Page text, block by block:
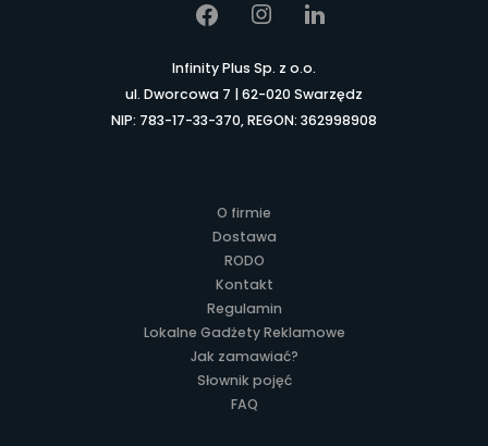
Infinity Plus Sp. z o.o.
ul. Dworcowa 7 | 62-020 Swarzędz
NIP: 783-17-33-370, REGON: 362998908
O firmie
Dostawa
RODO
Kontakt
Regulamin
Lokalne Gadżety Reklamowe
Jak zamawiać?
Słownik pojęć
FAQ